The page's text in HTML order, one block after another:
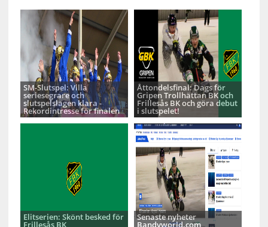
SM-Slutspel: Villa
seriesegrare och
slutspelslagen klara -
Rekordintresse för finalen
Åttondelsfinal: Dags för
Gripen Trollhättan BK och
Frillesås BK och göra debut
i slutspelet!
Elitserien: Skönt besked för
Frillesås BK
Senaste nyheter
Bandyworld.com